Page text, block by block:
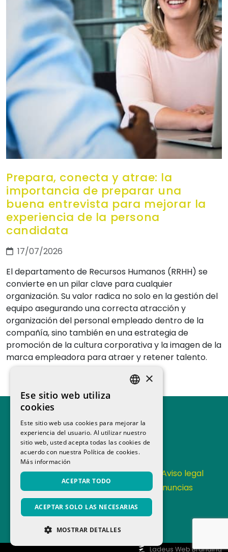
Prepara, conecta y atrae: la
importancia de preparar una
buena entrevista para mejorar la
experiencia de la persona
candidata
17/07/2026
El departamento de Recursos Humanos (RRHH) se
convierte en un pilar clave para cualquier
organización. Su valor radica no solo en la gestión del
equipo asegurando una correcta atracción y
organización del personal empleado dentro de la
compañía, sino también en una estrategia de
promoción de la cultura corporativa y la imagen de la
marca empleadora para atraer y retener talento.
Contacta Política de Privacidad
Aviso legal
Canal de denuncias
Memoria anual
Ladeus Web Branding
×
Ese sitio web utiliza
cookies
Este sitio web usa cookies para mejorar la
experiencia del usuario. Al utilizar nuestro
sitio web, usted acepta todas las cookies de
acuerdo con nuestra Política de cookies.
Más información
ACEPTAR TODO
ACEPTAR SOLO LAS NECESARIAS
MOSTRAR DETALLES
COOKIES ESTRICTAMENTE